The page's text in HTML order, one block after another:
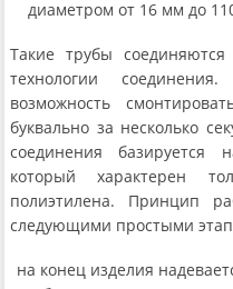
диаметром от 16 мм до
Такие трубы
технологии
возможность
буквально за несколько
соединения базируется
который характерен
полиэтилена. Принцип
следующими простыми
на конец изделия